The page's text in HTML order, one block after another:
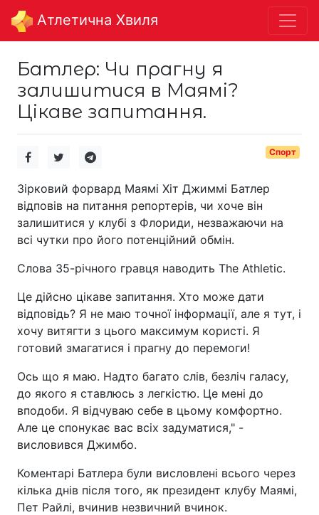
Aтлетична Хвиля
Батлер: Чи прагну я
залишитися в Маямі?
Цікаве запитання.
Спорт
Зірковий форвард Маямі Хіт Джиммі Батлер
відповів на питання репортерів, чи хоче він
залишитися у клубі з Флориди, незважаючи на
всі чутки про його потенційний обмін.
Слова 35-річного гравця наводить The Athletic.
Це дійсно цікаве запитання. Хто може дати
відповідь? Я не маю точної інформації, але я тут, і
хочу витягти з цього максимум користі. Я
готовий змагатися і прагну до перемоги!
Ось що я маю. Надто багато слів, безліч галасу,
до якого я ставлюсь з легкістю. Це мені до
вподоби. Я відчуваю себе в цьому комфортно.
Але це спонукає вас всіх задуматися," -
висловився Джимбо.
Коментарі Батлера були висловлені всього через
кілька днів після того, як президент клубу Маямі,
Пет Райлі, вчинив незвичний вчинок.